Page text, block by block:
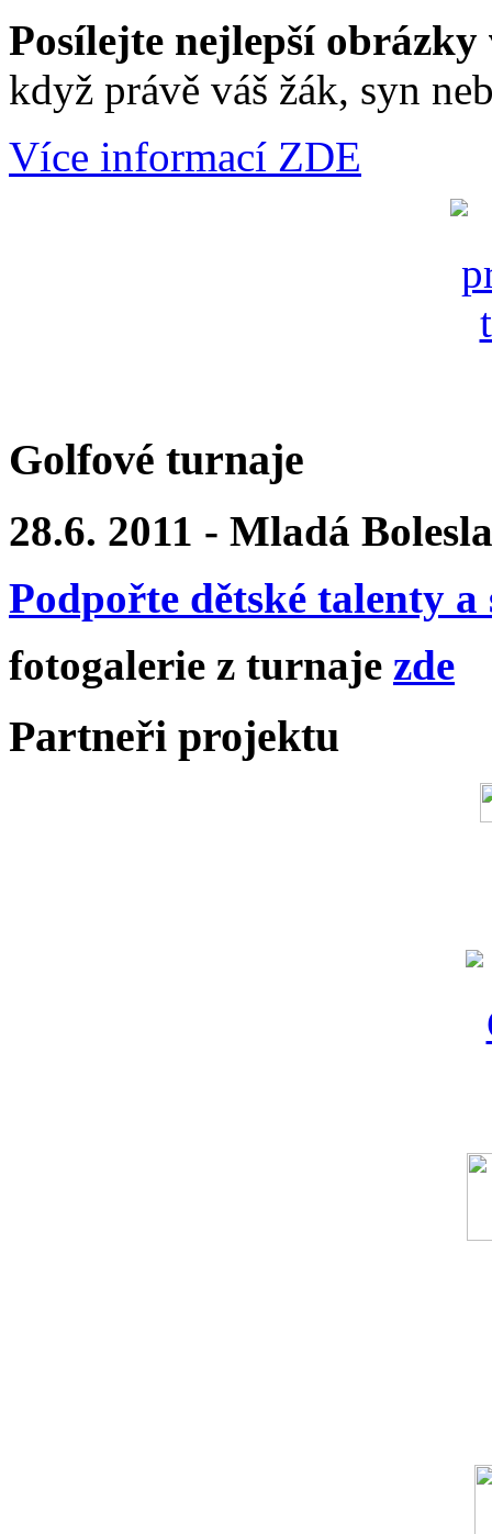
Posílejte nejlepší obrázky
když právě váš žák, syn
Více informací ZDE
Golfové turnaje
28.6. 2011 - Mladá
Podpořte dětské talenty
fotogalerie z turnaje zde
Partneři projektu